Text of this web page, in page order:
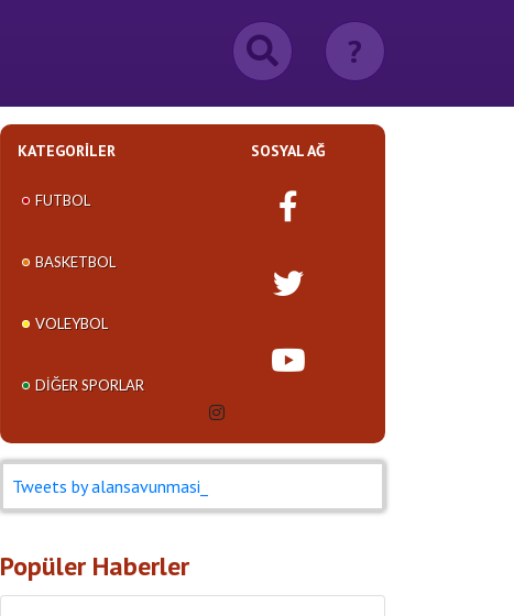
?
KATEGORILER
FUTBOL
BASKETBOL
VOLEYBOL
DIĞER SPORLAR
SOSYAL AĞ
Tweets by alansavunmasi_
Popüler Haberler